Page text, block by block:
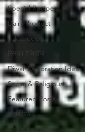
Special Recipes
Dairy Product
cake recipe
सिरका रेसिपीज
Diwali Decoration Idea
Social & Religious
Featured Posts
लोकप्रिय
More Recipes